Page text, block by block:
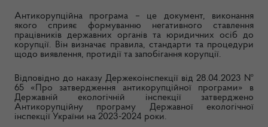
Антикорупційна програма – це документ, виконання
якого сприяє формуванню негативного ставлення
працівників державних органів та юридичних осіб до
корупції. Він визначає правила, стандарти та процедури
щодо виявлення, протидії та запобігання корупції.
Відповідно до наказу Держекоінспекції від 28.04.2023 №
65 «Про затвердження антикорупційної програми» в
Державній екологічній інспекції затверджено
Антикорупційну програму Державної екологічної
інспекції України на 2023-2024 роки.